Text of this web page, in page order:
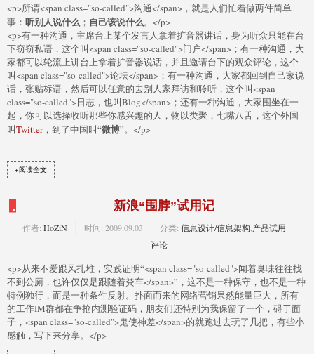
<p>所谓<span class="so-called">沟通</span>，就是人们忙着做两件简单
事： 听别人说什么 ； 自己该说什么。</p>
<p>有一种沟通，主席台上某个发言人拿着扩音器讲话，身为听众只能在台
下窃窃私语，这个叫<span class="so-called">门户</span>；有一种沟通，大
家都可以轮流上讲台上拿着扩音器说话，并且邀请台下的观众评论，这个
叫<span class="so-called">论坛</span>；有一种沟通，大家都回到自己家说
话，张贴标语，然后可以任意的去别人家拜访和聆听，这个叫<span
class="so-called">日志，也叫Blog</span>；还有一种沟通，大家围坐在一
起，你可以选择收听那些你感兴趣的人，物以类聚，七嘴八舌，这个外国
叫Twitter，到了中国叫“微博”。</p>
+阅读全文
新浪“围脖”试用记
作者: HoZiN 时间: 2009.09.03 分类: 信息设计/信息架构 产品试用
评论
<p>从来不爱跟风扎堆，实践证明“<span class="so-called">闻着臭味往往找
不到公厕，也许仅仅是跟随着粪车</span>”，这不是一种保守，也不是一种
特例独行，而是一种条件反射。扑面而来的网络营销果然能量巨大，所有
的工作IM群都在争抢内测验证码，朋友们还特别为我保留了一个，碍于面
子，<span class="so-called">鬼使神差</span>的就跑过去玩了几把，有些小
感触，写下来分享。</p>